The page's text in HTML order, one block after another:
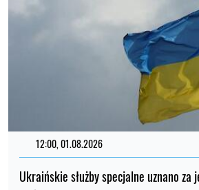
12:00, 01.08.2026
Ukraińskie służby specjalne uznano za